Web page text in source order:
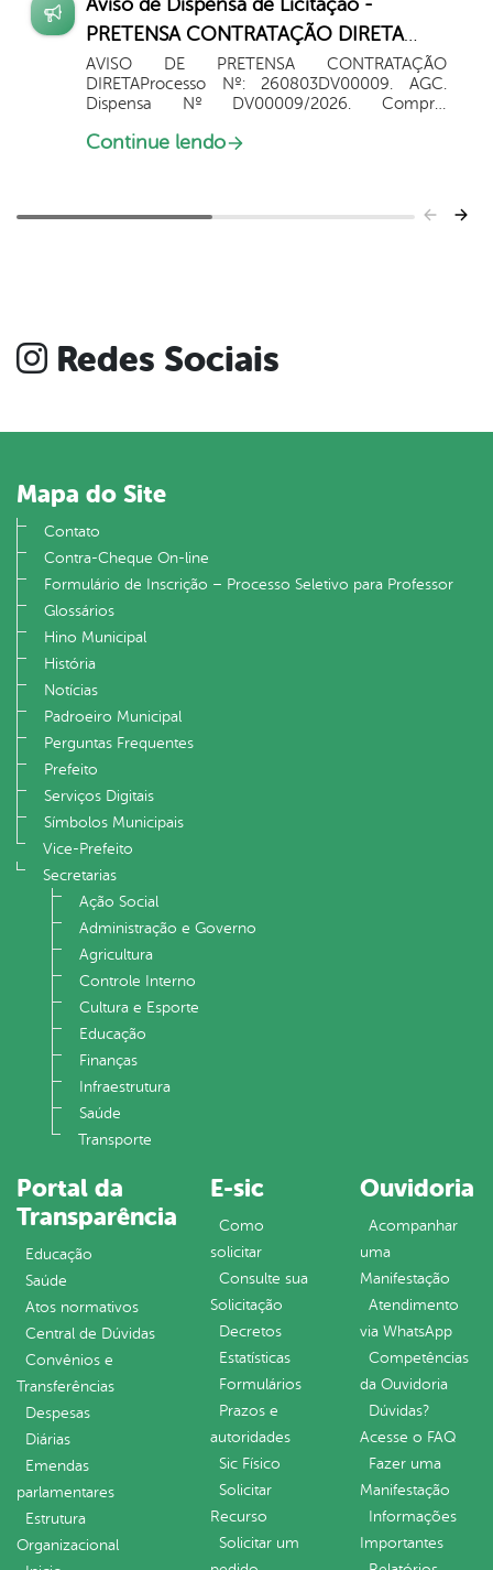
Aviso de Dispensa de Licitação -
PRETENSA CONTRATAÇÃO DIRETA
009/2026 FMS
AVISO DE PRETENSA CONTRATAÇÃO
DIRETAProcesso Nº: 260803DV00009. AGC.
Dispensa Nº DV00009/2026. Compra.
parcelada de materiais e suprimentos de
Continue lendo
Redes Sociais
Mapa do Site
Contato
Contra-Cheque On-line
Formulário de Inscrição – Processo Seletivo para Professor
Glossários
Hino Municipal
História
Notícias
Padroeiro Municipal
Perguntas Frequentes
Prefeito
Serviços Digitais
Símbolos Municipais
Vice-Prefeito
Secretarias
Ação Social
Administração e Governo
Agricultura
Controle Interno
Cultura e Esporte
Educação
Finanças
Infraestrutura
Saúde
Transporte
Portal da
Transparência
Educação
Saúde
Atos normativos
Central de Dúvidas
Convênios e
Transferências
Despesas
Diárias
Emendas
parlamentares
Estrutura
Organizacional
E-sic
Como
solicitar
Consulte sua
Solicitação
Decretos
Estatísticas
Formulários
Prazos e
autoridades
Sic Físico
Solicitar
Recurso
Solicitar um
Ouvidoria
Acompanhar
uma
Manifestação
Atendimento
via WhatsApp
Competências
da Ouvidoria
Dúvidas?
Acesse o FAQ
Fazer uma
Manifestação
Informações
Importantes